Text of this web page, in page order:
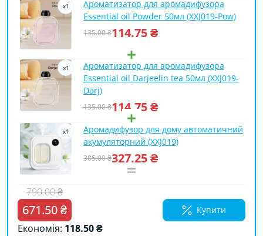
x1
Ароматизатор для аромадифузора
Essential oil Powder 50мл (XXJ019-Pow)
135.00 ₴114.75 ₴
x1
Ароматизатор для аромадифузора
Essential oil Darjeelin tea 50мл (XXJ019-
Darj)
135.00 ₴114.75 ₴
x1
Аромадифузор для дому автоматичний
акумуляторний (XXJ019)
385.00 ₴327.25 ₴
790.00 ₴
671.50 ₴
Економія: 118.50 ₴
Купити